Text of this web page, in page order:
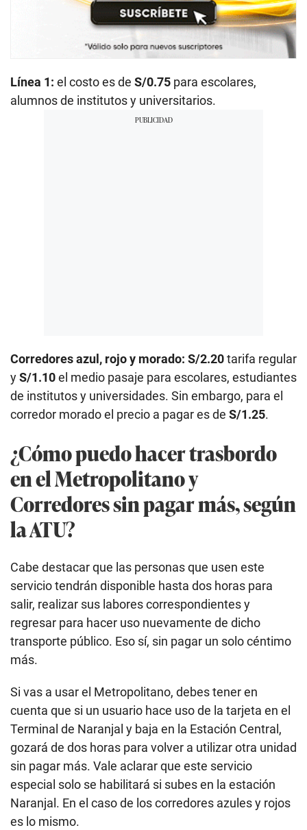
Línea 1: el costo es de S/0.75 para escolares,
alumnos de institutos y universitarios.
Corredores azul, rojo y morado: S/2.20tarifa regular
yS/1.10el medio pasaje para escolares, estudiantes
de institutos y universidades. Sin embargo, para el
corredor morado el precio a pagar es de S/1.25.
¿Cómo puedo hacer trasbordo
en el Metropolitano y
Corredores sin pagar más, según
la ATU?
Cabe destacar que las personas que usen este
servicio tendrán disponible hasta dos horas para
salir, realizar sus labores correspondientes y
regresar para hacer uso nuevamente de dicho
transporte público. Eso sí, sin pagar un solo céntimo
más.
Si vas a usar el Metropolitano, debes tener en
cuenta que si un usuario hace uso de la tarjeta en el
Terminal de Naranjal y baja en la Estación Central,
gozará de dos horas para volver a utilizar otra unidad
sin pagar más. Vale aclarar que este servicio
especial solo se habilitará si subes en la estación
Naranjal. En el caso de los corredores azules y rojos
es lo mismo.